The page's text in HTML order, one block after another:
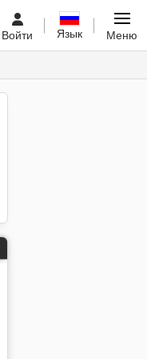
Войти Язык Меню